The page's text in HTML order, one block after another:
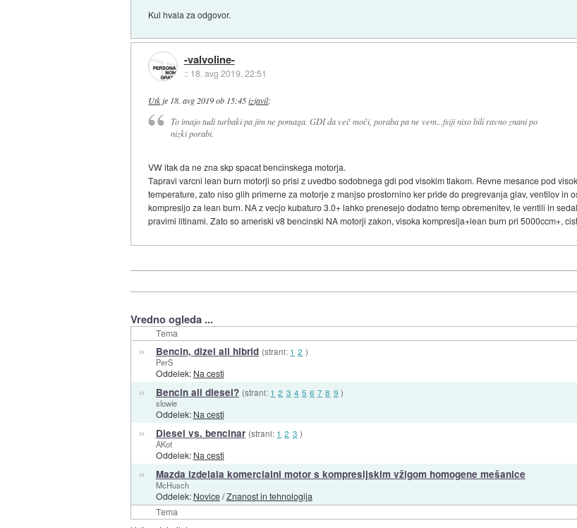
Kul hvala za odgovor.
-valvoline-
:: 18. avg 2019, 22:51
Utkje 18. avg 2019 ob 15:45 izjavil:
To imajo tudi turbaki pa jim ne pomaga. GDI da več moči, poraba pa ne vem...fsiji niso bili ravno znani po
nizki porabi.
VW itak da ne zna skp spacat bencinskega motorja.
Tapravi varcni lean burn motorji so prisi z uvedbo sodobnega gdi pod visokim tlakom. Revne mesance pod
temperature, zato niso glih primerne za motorje z manjso prostornino ker pride do pregrevanja glav, ventilov in
kompresijo za lean burn. NA z vecjo kubaturo 3.0+ lahko prenesejo dodatno temp obremenitev, le ventili in
pravimi litinami. Zato so ameriski v8 bencinski NA motorji zakon, visoka kompresija+lean burn pri 5000ccm+,
Vredno ogleda ...
Tema
Tema
» Bencin, dizel ali hibrid (strani: 1 2 )
PerS
Oddelek: Na cesti
» Bencin ali diesel? (strani: 1 2 3 4 5 6 7 8 9 )
slowie
Oddelek: Na cesti
» Diesel vs. bencinar (strani: 1 2 3 )
AKot
Oddelek: Na cesti
» Mazda izdelala komercialni motor s kompresijskim vžigom homogene mešanice
McHusch
Oddelek: Novice/Znanost in tehnologija